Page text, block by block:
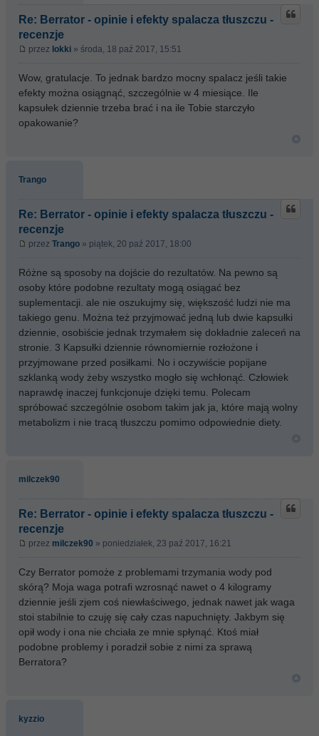
Re: Berrator - opinie i efekty spalacza tłuszczu -
recenzje
przez lokki » środa, 18 paź 2017, 15:51
Wow, gratulacje. To jednak bardzo mocny spalacz jeśli takie
efekty można osiągnąć, szczególnie w 4 miesiące. Ile
kapsułek dziennie trzeba brać i na ile Tobie starczyło
opakowanie?
Trango
Re: Berrator - opinie i efekty spalacza tłuszczu -
recenzje
przez Trango » piątek, 20 paź 2017, 18:00
Różne są sposoby na dojście do rezultatów. Na pewno są
osoby które podobne rezultaty mogą osiągać bez
suplementacji. ale nie oszukujmy się, większość ludzi nie ma
takiego genu. Można też przyjmować jedną lub dwie kapsułki
dziennie, osobiście jednak trzymałem się dokładnie zaleceń na
stronie. 3 Kapsułki dziennie równomiernie rozłożone i
przyjmowane przed posiłkami. No i oczywiście popijane
szklanką wody żeby wszystko mogło się wchłonąć. Człowiek
naprawdę inaczej funkcjonuje dzięki temu. Polecam
spróbować szczególnie osobom takim jak ja, które mają wolny
metabolizm i nie tracą tłuszczu pomimo odpowiednie diety.
milczek90
Re: Berrator - opinie i efekty spalacza tłuszczu -
recenzje
przez milczek90 » poniedziałek, 23 paź 2017, 16:21
Czy Berrator pomoże z problemami trzymania wody pod
skórą? Moja waga potrafi wzrosnąć nawet o 4 kilogramy
dziennie jeśli zjem coś niewłaściwego, jednak nawet jak waga
stoi stabilnie to czuję się cały czas napuchnięty. Jakbym się
opił wody i ona nie chciała ze mnie spłynąć. Ktoś miał
podobne problemy i poradził sobie z nimi za sprawą
Berratora?
kyzzio